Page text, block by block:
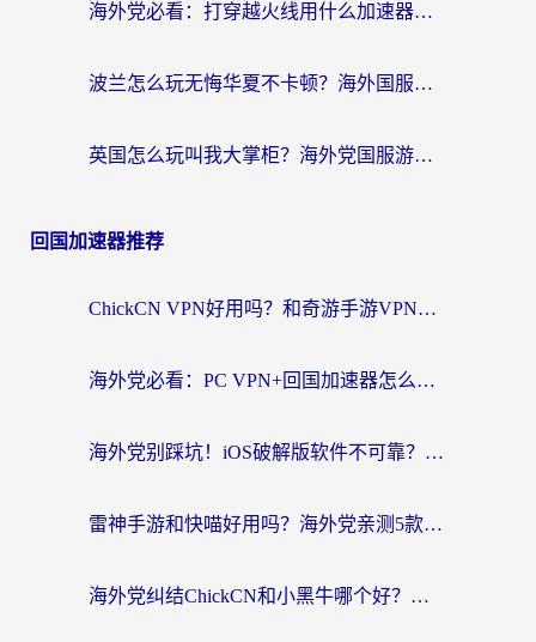
海外党必看：打穿越火线用什么加速器？解决延迟卡顿，还能玩奇妙拼图世界和第五人格
波兰怎么玩无悔华夏不卡顿？海外国服游戏加速器终极指南（附征途2萤火突击解决方案）
英国怎么玩叫我大掌柜？海外党国服游戏加速避坑指南（附实测推荐）
回国加速器推荐
ChickCN VPN好用吗？和奇游手游VPN对比哪个回国效果更好？海外党亲测实用指南
海外党必看：PC VPN+回国加速器怎么选？无缝访问国内资源全攻略
海外党别踩坑！iOS破解版软件不可靠？教你选对回国加速器无缝看国内资源
雷神手游和快喵好用吗？海外党亲测5款回国加速器，附斧牛Bling对比+微信视频号解决办法
海外党纠结ChickCN和小黑牛哪个好？一篇帮你选对回国加速器的实用指南